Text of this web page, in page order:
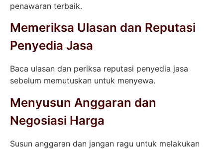
penawaran terbaik.
Memeriksa Ulasan dan Reputasi
Penyedia Jasa
Baca ulasan dan periksa reputasi penyedia jasa
sebelum memutuskan untuk menyewa.
Menyusun Anggaran dan
Negosiasi Harga
Susun anggaran dan jangan ragu untuk melakukan